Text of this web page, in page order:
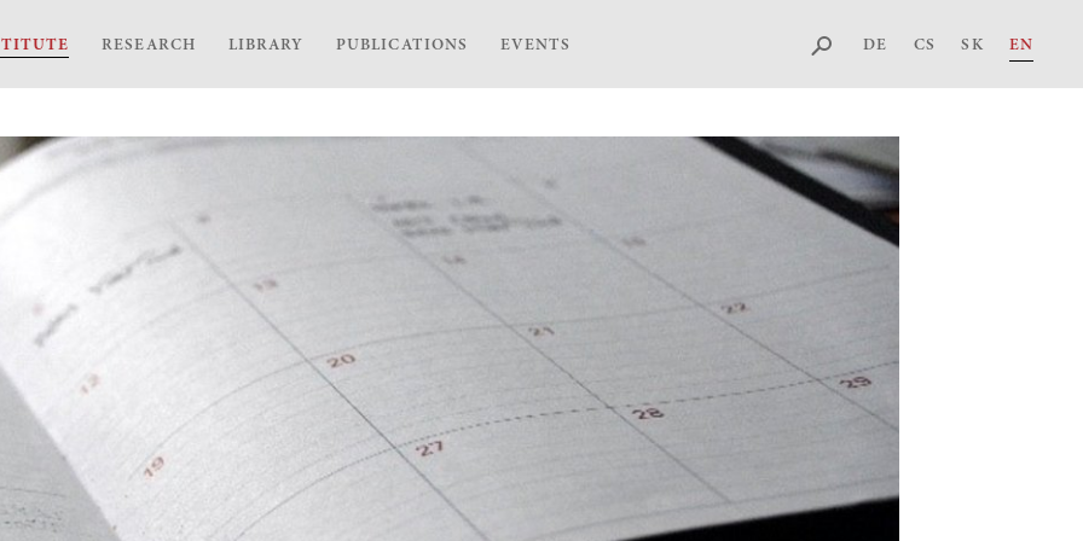
RESEARCH LIBRARY PUBLICATIONS EVENTS DE CS SK EN